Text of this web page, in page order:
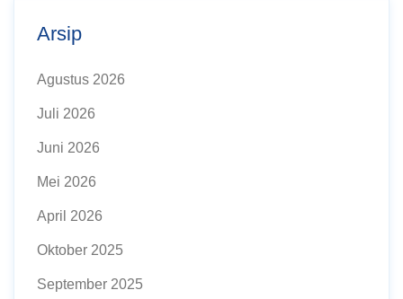
Arsip
Agustus 2026
Juli 2026
Juni 2026
Mei 2026
April 2026
Oktober 2025
September 2025